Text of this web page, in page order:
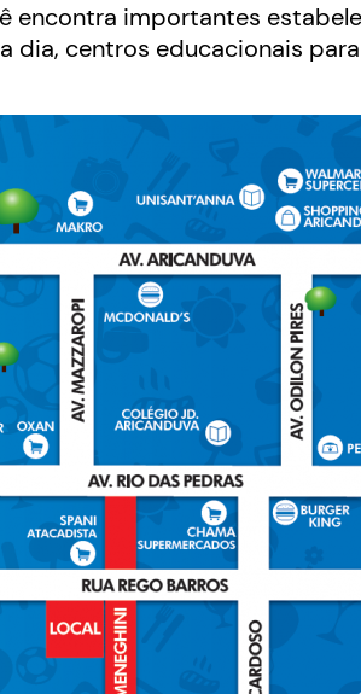
encontra importantes
dia, centros educacionais